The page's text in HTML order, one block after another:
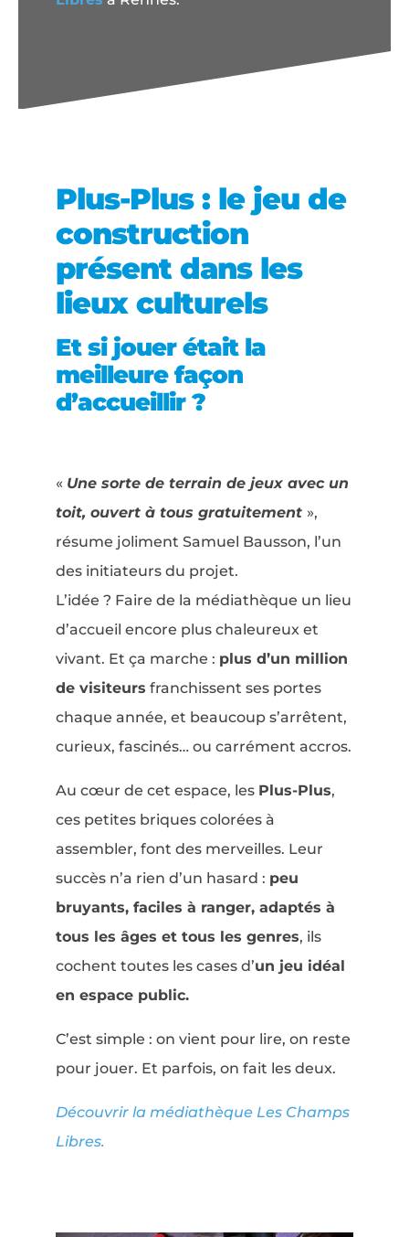
Plus-Plus : le jeu de
construction
présent dans les
lieux culturels
Et si jouer était la
meilleure façon
d’accueillir ?
« Une sorte de terrain de jeux avec un
toit, ouvert à tous gratuitement »,
résume joliment Samuel Bausson, l’un
des initiateurs du projet.
L’idée ? Faire de la médiathèque un lieu
d’accueil encore plus chaleureux et
vivant. Et ça marche : plus d’un million
de visiteurs franchissent ses portes
chaque année, et beaucoup s’arrêtent,
curieux, fascinés… ou carrément accros.
Au cœur de cet espace, les Plus-Plus,
ces petites briques colorées à
assembler, font des merveilles. Leur
succès n’a rien d’un hasard : peu
bruyants, faciles à ranger, adaptés à
tous les âges et tous les genres, ils
cochent toutes les cases d’un jeu idéal
en espace public.
C’est simple : on vient pour lire, on reste
pour jouer. Et parfois, on fait les deux.
Découvrir la médiathèque Les Champs
Libres.